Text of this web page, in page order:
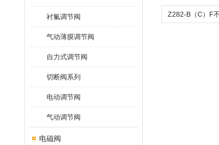
衬氟调节阀
气动薄膜调节阀
自力式调节阀
切断阀系列
电动调节阀
气动调节阀
电磁阀